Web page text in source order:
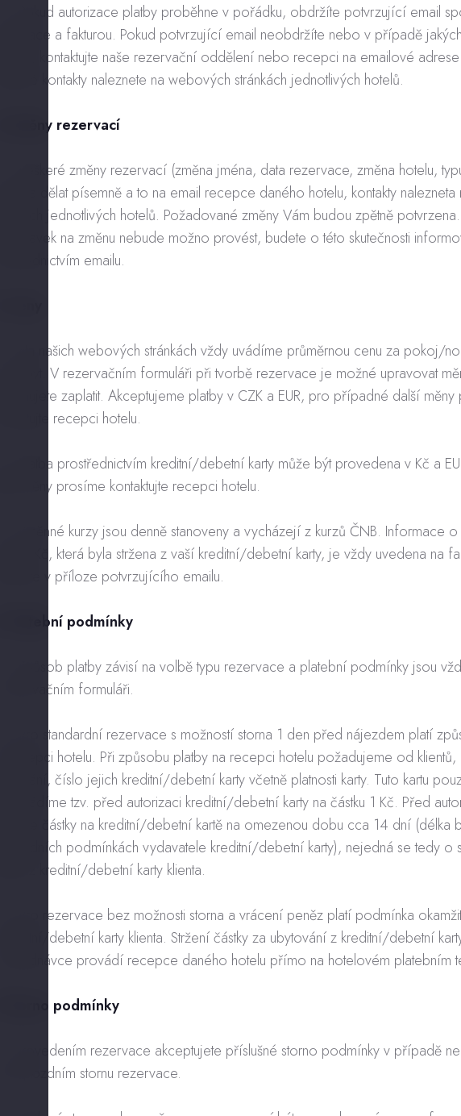
3.3. Pokud autorizace platby proběhne v pořádku, obdržíte potvrzující email
rezervace a fakturou. Pokud potvrzující email neobdržíte nebo v případě
prosím, kontaktujte naše rezervační oddělení nebo recepci na emailové
Veškeré kontakty naleznete na webových stránkách jednotlivých hotelů.
4. Změny rezervací
4.1. Veškeré změny rezervací (změna jména, data rezervace, změna hotelu,
je třeba dělat písemně a to na email recepce daného hotelu, kontakty
stránkách jednotlivých hotelů. Požadované změny Vám budou zpětně
požadavek na změnu nebude možno provést, budete o této skutečnosti
prostřednictvím emailu.
5.1. Na našich webových stránkách vždy uvádíme průměrnou cenu za pokoj/
za pobyt. V rezervačním formuláři při tvorbě rezervace je možné upravovat
požadujete zaplatit. Akceptujeme platby v CZK a EUR, pro případné další
kontaktujte recepci hotelu.
5.2. Platba prostřednictvím kreditní/debetní karty může být provedena v Kč a
další měny prosíme kontaktujte recepci hotelu.
5.3. Směnné kurzy jsou denně stanoveny a vycházejí z kurzů ČNB. Informace
ceně v Kč, která byla stržena z vaší kreditní/debetní karty, je vždy uvedena na
obdržíte v příloze potvrzujícího emailu.
6. Platební podmínky
6.1. Způsob platby závisí na volbě typu rezervace a platební podmínky jsou
v rezervačním formuláři.
6.2. Pro standardní rezervace s možností storna 1 den před nájezdem platí
na recepci hotelu. Při způsobu platby na recepci hotelu požadujeme od
ubytování, číslo jejich kreditní/debetní karty včetně platnosti karty. Tuto kartu
a provádíme tzv. před autorizaci kreditní/debetní karty na částku 1 Kč. Před
blokace částky na kreditní/debetní kartě na omezenou dobu cca 14 dní (délka
obchodních podmínkách vydavatele kreditní/debetní karty), nejedná se tedy o
částky z kreditní/debetní karty klienta.
6.3. Pro rezervace bez možnosti storna a vrácení peněz platí podmínka
z kreditní/debetní karty klienta. Stržení částky za ubytování z kreditní/debetní
v objednávce provádí recepce daného hotelu přímo na hotelovém platebním
7. Storno podmínky
7.1. Provedením rezervace akceptujete příslušné storno podmínky v případě
či při pozdním stornu rezervace.